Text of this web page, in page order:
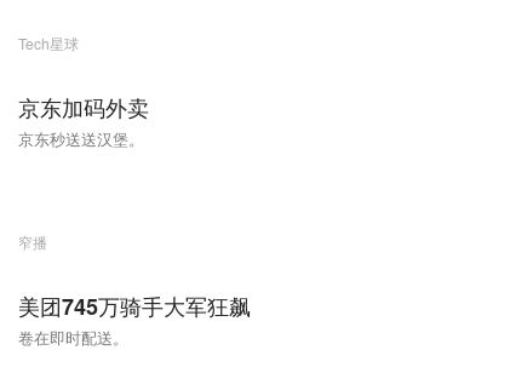
Tech星球
京东加码外卖
京东秒送送汉堡。
窄播
美团745万骑手大军狂飙
卷在即时配送。